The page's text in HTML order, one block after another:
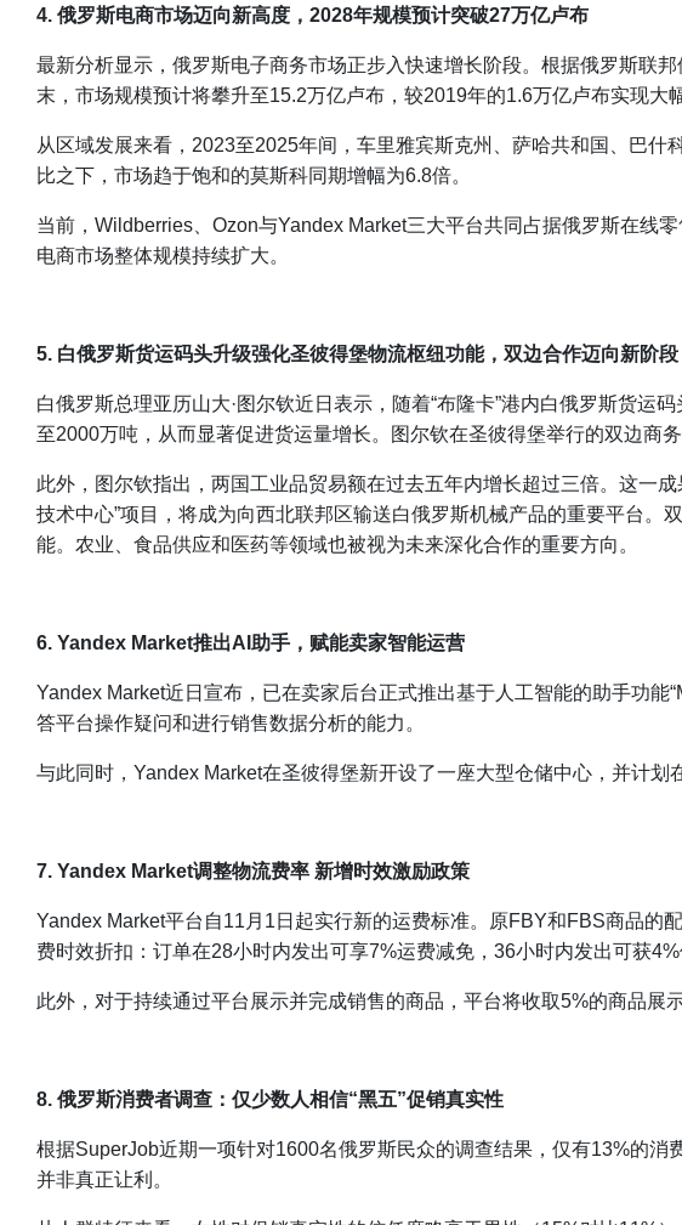
4. 俄罗斯电商市场迈向新高度，2028年规模预计突破27万亿卢布
最新分析显示，俄罗斯电子商务市场正步入快速增长阶段。根据俄罗斯联
末，市场规模预计将攀升至15.2万亿卢布，较2019年的1.6万亿卢布实现大
从区域发展来看，2023至2025年间，车里雅宾斯克州、萨哈共和国、巴
比之下，市场趋于饱和的莫斯科同期增幅为6.8倍。
当前，Wildberries、Ozon与Yandex Market三大平台共同占据俄罗斯在线
电商市场整体规模持续扩大。
5. 白俄罗斯货运码头升级强化圣彼得堡物流枢纽功能，双边合作迈向新阶段
白俄罗斯总理亚历山大·图尔钦近日表示，随着“布隆卡”港内白俄罗斯货
至2000万吨，从而显著促进货运量增长。图尔钦在圣彼得堡举行的双边商
此外，图尔钦指出，两国工业品贸易额在过去五年内增长超过三倍。这一
技术中心”项目，将成为向西北联邦区输送白俄罗斯机械产品的重要平台
能。农业、食品供应和医药等领域也被视为未来深化合作的重要方向。
6. Yandex Market推出AI助手，赋能卖家智能运营
Yandex Market近日宣布，已在卖家后台正式推出基于人工智能的助手功
答平台操作疑问和进行销售数据分析的能力。
与此同时，Yandex Market在圣彼得堡新开设了一座大型仓储中心，并计
7. Yandex Market调整物流费率 新增时效激励政策
Yandex Market平台自11月1日起实行新的运费标准。原FBY和FBS商品的
费时效折扣：订单在28小时内发出可享7%运费减免，36小时内发出可获
此外，对于持续通过平台展示并完成销售的商品，平台将收取5%的商品展
8. 俄罗斯消费者调查：仅少数人相信“黑五”促销真实性
根据SuperJob近期一项针对1600名俄罗斯民众的调查结果，仅有13%的消
并非真正让利。